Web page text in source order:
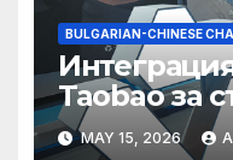
BULGARIAN-CHINESE
Taobao за
MAY 15, 2026